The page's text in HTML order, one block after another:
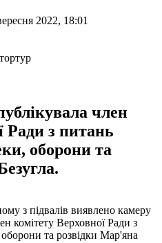
2022, 18:01
член
Ради з питань
оборони та
з підвалів виявлено камеру
комітету Верховної Ради з
та розвідки Мар'яна